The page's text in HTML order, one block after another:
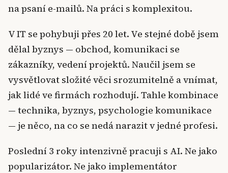
na psaní e-mailů. Na práci s komplexitou.
V IT se pohybuji přes 20 let. Ve stejné době jsem
dělal byznys — obchod, komunikaci se
zákazníky, vedení projektů. Naučil jsem se
vysvětlovat složité věci srozumitelně a vnímat,
jak lidé ve firmách rozhodují. Tahle kombinace
— technika, byznys, psychologie komunikace
— je něco, na co se nedá narazit v jedné profesi.
Poslední 3 roky intenzivně pracuji s AI. Ne jako
popularizátor. Ne jako implementátor